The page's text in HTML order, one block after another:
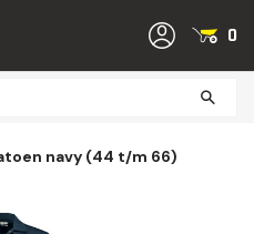
0
navy (44 t/m 66)